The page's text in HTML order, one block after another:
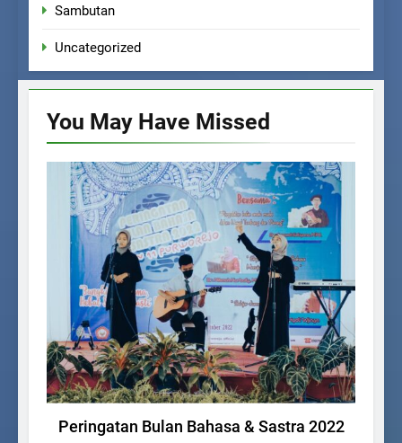
Sambutan
Uncategorized
You May Have Missed
AGENDA SEKOLAH
Peringatan Bulan Bahasa & Sastra 2022